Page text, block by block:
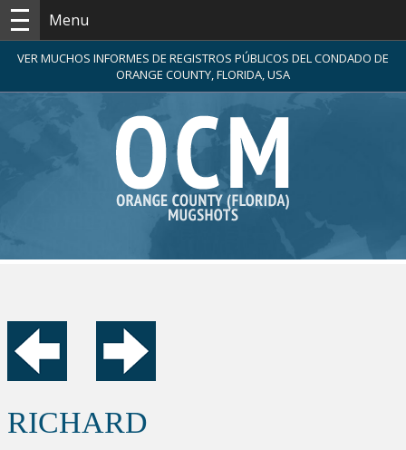
Menu
VER MUCHOS INFORMES DE REGISTROS PÚBLICOS DEL CONDADO DE
ORANGE COUNTY, FLORIDA, USA
RICHARD